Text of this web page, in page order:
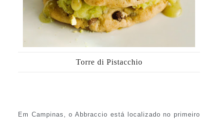
Torre di Pistacchio
Em Campinas, o Abbraccio está localizado no primeiro